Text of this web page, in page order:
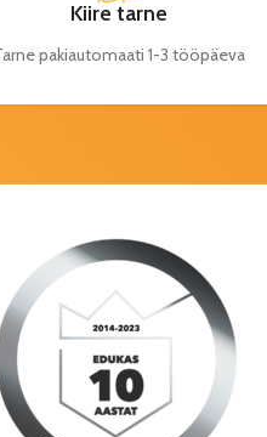
Kiire tarne
pakiautomaati 1-3 tööpäeva